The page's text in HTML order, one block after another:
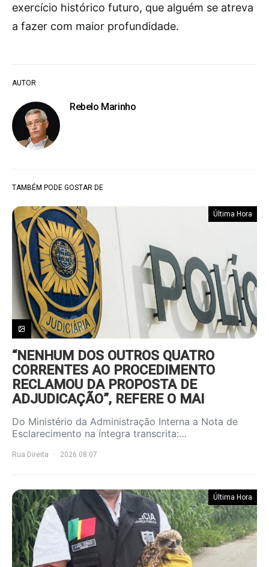
AUTOR
Rebelo Marinho
exercício histórico futuro, que alguém se atreva
a fazer com maior profundidade.
TAMBÉM PODE GOSTAR DE
Última Hora
“NENHUM DOS OUTROS QUATRO
CORRENTES AO PROCEDIMENTO
RECLAMOU DA PROPOSTA DE
ADJUDICAÇÃO”, REFERE O MAI
Do Ministério da Administração Interna a Nota de
Esclarecimento na íntegra transcrita:…
Rua Direita 2026.08.07
Última Hora